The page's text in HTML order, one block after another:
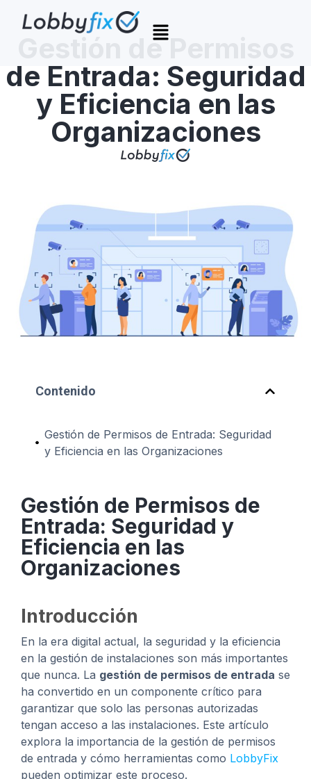
Gestión de Permisos
de Entrada: Seguridad
y Eficiencia en las
Organizaciones
Contenido
Gestión de Permisos de Entrada: Seguridad
y Eficiencia en las Organizaciones
Gestión de Permisos de
Entrada: Seguridad y
Eficiencia en las
Organizaciones
Introducción
En la era digital actual, la seguridad y la eficiencia
en la gestión de instalaciones son más importantes
que nunca. La gestión de permisos de entrada se
ha convertido en un componente crítico para
garantizar que solo las personas autorizadas
tengan acceso a las instalaciones. Este artículo
explora la importancia de la gestión de permisos
de entrada y cómo herramientas como LobbyFix
pueden optimizar este proceso.